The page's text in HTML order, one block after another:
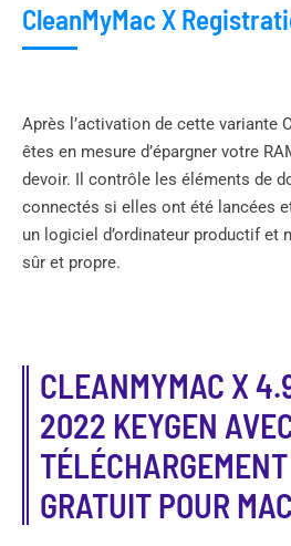
CleanMyMac X
Après l’activation de cette variante
êtes en mesure d’épargner votre
devoir. Il contrôle les éléments de
connectés si elles ont été lancées
un logiciel d’ordinateur productif et
sûr et propre.
CLEANMYMAC X
2022 KEYGEN
TÉLÉCHARGEMENT
GRATUIT POUR